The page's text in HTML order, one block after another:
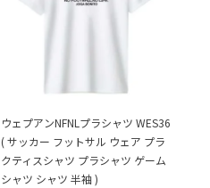
ウェプアンNFNLプラシャツ WES36
( サッカー フットサル ウェア プラ
クティスシャツ プラシャツ ゲーム
シャツ シャツ 半袖 )